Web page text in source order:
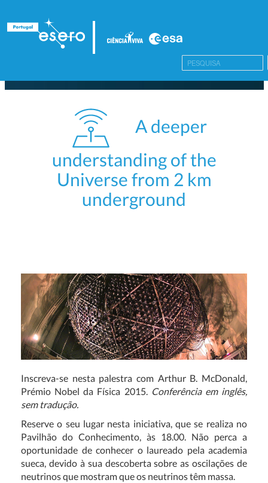
A deeper
understanding of the
Universe from 2 km
underground
Inscreva-se nesta palestra com Arthur B. McDonald,
Prémio Nobel da Física 2015. Conferência em inglês,
sem tradução.
Reserve o seu lugar nesta iniciativa, que se realiza no
Pavilhão do Conhecimento, às 18.00. Não perca a
oportunidade de conhecer o laureado pela academia
sueca, devido à sua descoberta sobre as oscilações de
neutrinos que mostram que os neutrinos têm massa.